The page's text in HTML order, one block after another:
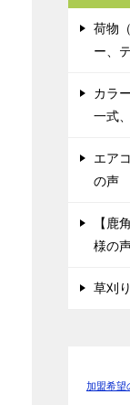
荷物
ー、
カラ
一式
エア
の声
【鹿
様の
草刈
加盟希望